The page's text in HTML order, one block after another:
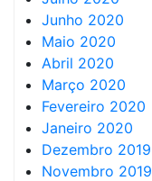
Junho 2020
Maio 2020
Abril 2020
Março 2020
Fevereiro 2020
Janeiro 2020
Dezembro 2019
Novembro 2019